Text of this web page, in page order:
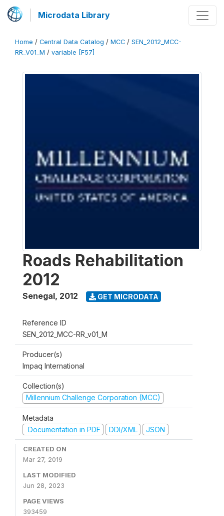
Microdata Library
Home / Central Data Catalog / MCC / SEN_2012_MCC-
RR_V01_M / variable [F57]
Roads Rehabilitation
2012
Senegal, 2012 GET MICRODATA
Reference ID
SEN_2012_MCC-RR_v01_M
Producer(s)
Impaq International
Collection(s)
Millennium Challenge Corporation (MCC)
Metadata
Documentation in PDF
DDI/XML JSON
CREATED ON
Mar 27, 2019
LAST MODIFIED
Jun 28, 2023
PAGE VIEWS
393459